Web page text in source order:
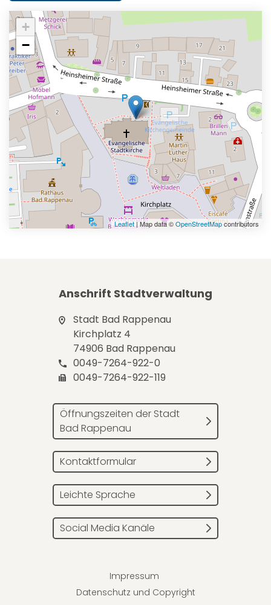
+
−
Leaflet| Map data ©OpenStreetMapcontributors
Anschrift Stadtverwaltung
Stadt Bad Rappenau
Kirchplatz 4
74906 Bad Rappenau
0049-7264-922-0
0049-7264-922-119
Öffnungszeiten der Stadt
Bad Rappenau
Kontaktformular
Leichte Sprache
Social Media Kanäle
Impressum
Datenschutz und Copyright